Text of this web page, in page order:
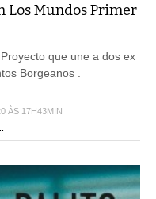
Los Mundos Primer
que une a dos ex
Borgeanos .
ÀS 17H43MIN